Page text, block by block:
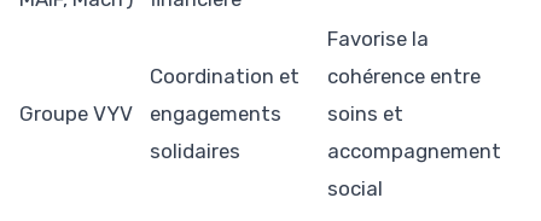
Groupe VYV
Coordination et
engagements
solidaires
Favorise la
cohérence entre
soins et
accompagnement
social